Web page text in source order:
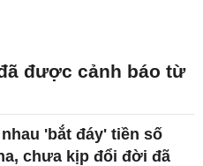
được cảnh báo từ
nhau 'bắt đáy' tiền số
chưa kịp đổi đời đã